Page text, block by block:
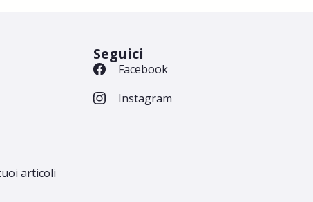
articoli
Seguici
Facebook
Instagram